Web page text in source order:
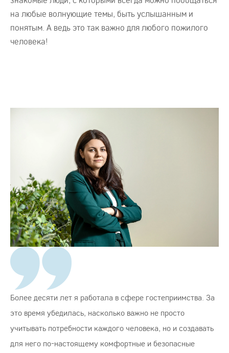
на любые волнующие темы, быть услышанным и
понятым. А ведь это так важно для любого пожилого
человека!
Более десяти лет я работала в сфере гостеприимства. За
это время убедилась, насколько важно не просто
учитывать потребности каждого человека, но и создавать
для него по-настоящему комфортные и безопасные